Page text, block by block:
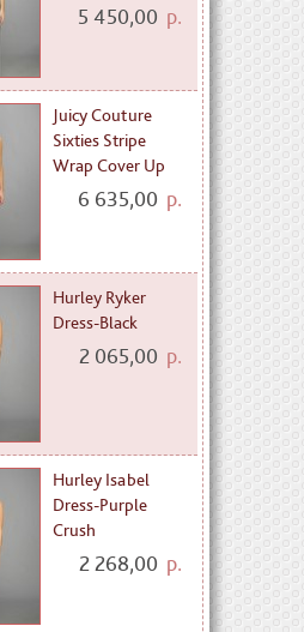
5 450,00 р.
Juicy Couture
Sixties Stripe
Wrap Cover Up
6 635,00 р.
Hurley Ryker
Dress-Black
2 065,00 р.
Hurley Isabel
Dress-Purple
Crush
2 268,00 р.